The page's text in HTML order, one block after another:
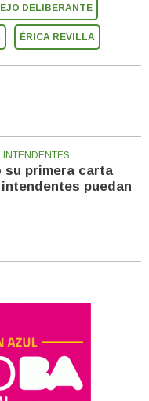
DELIBERANTE
ÉRICA REVILLA
primera carta
puedan